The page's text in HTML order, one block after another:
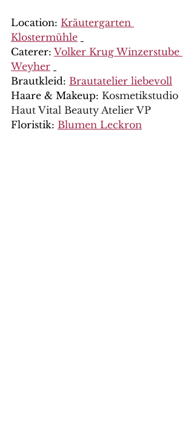
Location: Kräutergarten
Klostermühle
Caterer: Volker Krug Winzerstube
Weyher
Brautkleid: Brautatelier liebevoll
Haare & Makeup: Kosmetikstudio
Haut Vital Beauty Atelier VP
Floristik: Blumen Leckron